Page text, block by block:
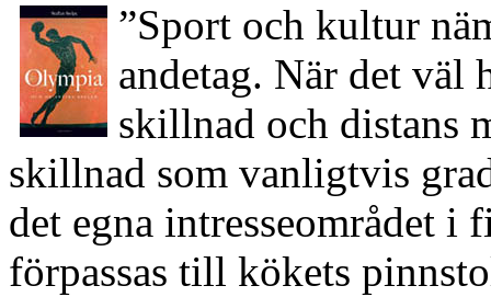
”Sport och kultur
andetag. När det väl
skillnad och distans
skillnad som vanligtvis
det egna intresseområdet i
förpassas till kökets